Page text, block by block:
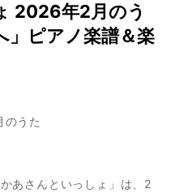
2026年2月のう
」ピアノ楽譜＆楽
うた
あさんといっしょ」は、2